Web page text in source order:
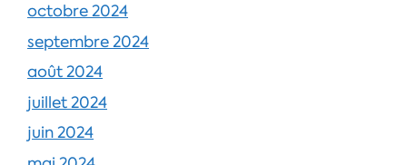
octobre 2024
septembre 2024
août 2024
juillet 2024
juin 2024